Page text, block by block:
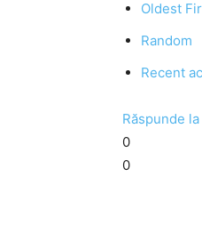
Oldest
Random
Recent
Răspunde
0
0